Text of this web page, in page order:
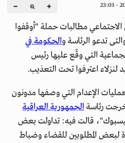
مطالبات حملة "أوقفوا
تدعو الرئاسة والحكومة في
التي وقّع عليها رئيس
لنزلاء اعترفوا تحت التعذيب.
الإعدام التي وصفها مدونون
رئاسة الجمهورية العراقية
قالت فيه: تداولت بعض
لبعض المطلوبين للقضاء وضباط